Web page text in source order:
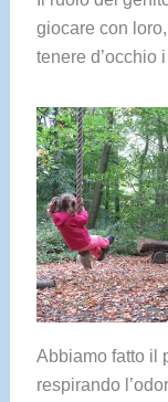
giocare con
tenere d’occhio
Abbiamo fatto il
respirando